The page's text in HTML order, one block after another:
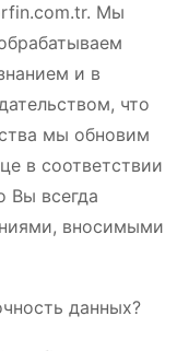
Мы
и в
что
мы обновим
в соответствии
Вы всегда
вносимыми
данных?